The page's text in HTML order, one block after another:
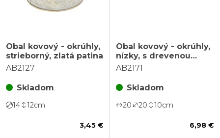
Obal kovový - okrúhly,
strieborný, zlatá patina
AB2127
Skladom
14 12cm
3,45 €
Obal kovový - okrúhly,
nízky, s drevenou
vločkou, biely
AB2171
Skladom
20 20 10cm
6,98 €